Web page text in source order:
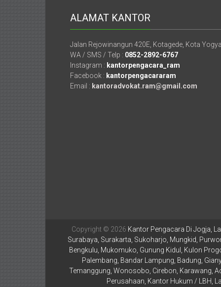
Ponorogo,
Cilacap,
Banjarnegara,
Temanggung,
Wonosobo,
Bontang,
Demak,
Kudus,
ALAMAT KANTOR
Jalan Rejowinangun 420E, Kotagede, Kota
WA / SMS / Telp : 0852-2892-6767
Instagram : kantorpengacara_ram
Facebook : kantorpengacararam
Email : kantoradvokat.ram@gmail.com
Copyright © 2026 Kantor Pengacara Di Jogja,
Surabaya, Surakarta, Sukoharjo, Mungkid,
Bengkulu, Mukomuko, Gunung Kidul, Kulon
Palembang, Bandar Lampung, Badung,
Temanggung, Wonosobo, Cirebon, Karawang,
Perusahaan, Kantor Hukum / LBH,